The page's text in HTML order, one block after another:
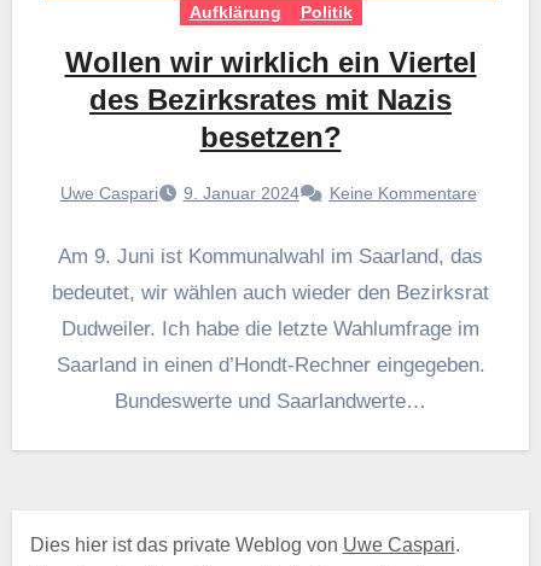
Aufklärung Politik
Wollen wir wirklich ein Viertel
des Bezirksrates mit Nazis
besetzen?
Uwe Caspari 9. Januar 2024 Keine Kommentare
Am 9. Juni ist Kommunalwahl im Saarland, das
bedeutet, wir wählen auch wieder den Bezirksrat
Dudweiler. Ich habe die letzte Wahlumfrage im
Saarland in einen d’Hondt-Rechner eingegeben.
Bundeswerte und Saarlandwerte…
Dies hier ist das private Weblog von Uwe Caspari.